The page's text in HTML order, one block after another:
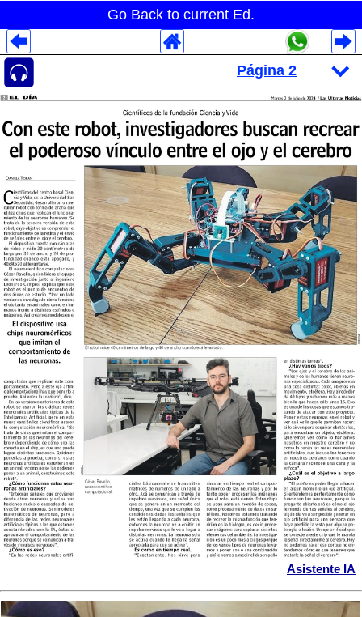
Go Back to current Ed.
Asistente IA
Despliegues Analytics
Despliegues Totales
Despliegues por Rubros